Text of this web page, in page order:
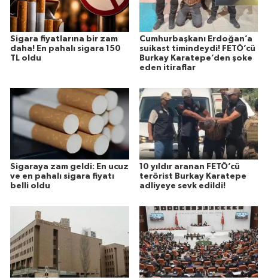
Sigara fiyatlarına bir zam
daha! En pahalı sigara 150
TL oldu
Cumhurbaşkanı Erdoğan’a
suikast timindeydi! FETÖ’cü
Burkay Karatepe’den şoke
eden itiraflar
Sigaraya zam geldi: En ucuz
ve en pahalı sigara fiyatı
belli oldu
10 yıldır aranan FETÖ’cü
terörist Burkay Karatepe
adliyeye sevk edildi!